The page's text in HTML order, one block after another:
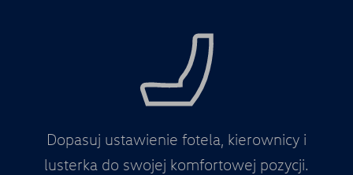
Dopasuj ustawienie fotela, kierownicy i
lusterka do swojej komfortowej pozycji.